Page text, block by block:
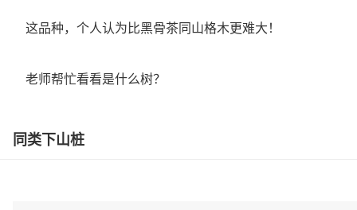
这品种，个人认为比黑骨茶同山格木更难大！
老师帮忙看看是什么树？
同类下山桩